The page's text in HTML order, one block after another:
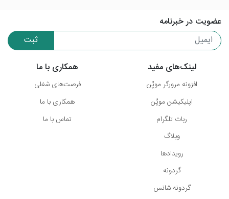
عضویت در خبرنامه
ثبت
لینک‌های مفید
افزونه مرورگر موپُن
اپلیکیشن موپُن
ربات تلگرام
وبلاگ
رویدادها
گردونه
گردونه شانس
همکاری با ما
فرصت‌های شغلی
همکاری با ما
تماس با ما